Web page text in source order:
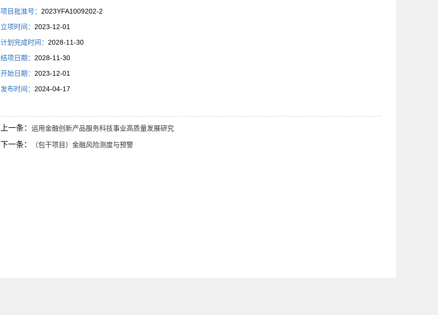
项目批准号： 2023YFA1009202-2
立项时间： 2023-12-01
计划完成时间： 2028-11-30
结项日期： 2028-11-30
开始日期： 2023-12-01
发布时间： 2024-04-17
上一条： 运用金融创新产品服务科技事业高质量发展研究
下一条： （包干项目）金融风险测度与预警